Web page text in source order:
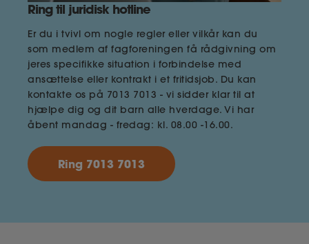
Ring til juridisk hotline
Er du i tvivl om nogle regler eller vilkår kan du
som medlem af fagforeningen få rådgivning om
jeres specifikke situation i forbindelse med
ansættelse eller kontrakt i et fritidsjob. Du kan
kontakte os på 7013 7013 - vi sidder klar til at
hjælpe dig og dit barn alle hverdage. Vi har
åbent mandag - fredag: kl. 08.00 -16.00.
Ring 7013 7013